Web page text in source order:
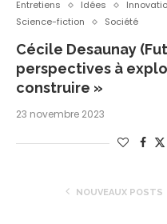
Entretiens Idées
Science-fiction
Société
Cécile Desaunay
perspectives à
construire »
23 novembre 2023
NOUVEAUX POSTS